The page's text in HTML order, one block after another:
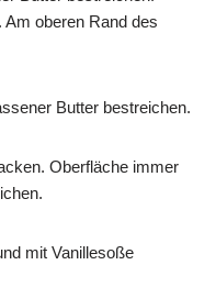
Am oberen Rand des
Butter bestreichen.
Oberfläche immer
mit Vanillesoße